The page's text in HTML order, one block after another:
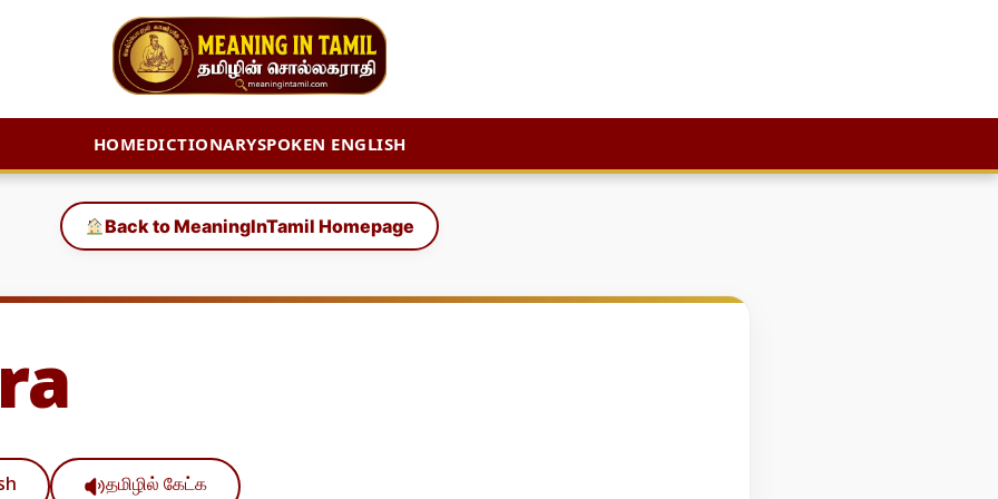
HOMEDICTIONARYSPOKEN ENGLISH
Back to MeaningInTamil Homepage
தமிழில் கேட்க